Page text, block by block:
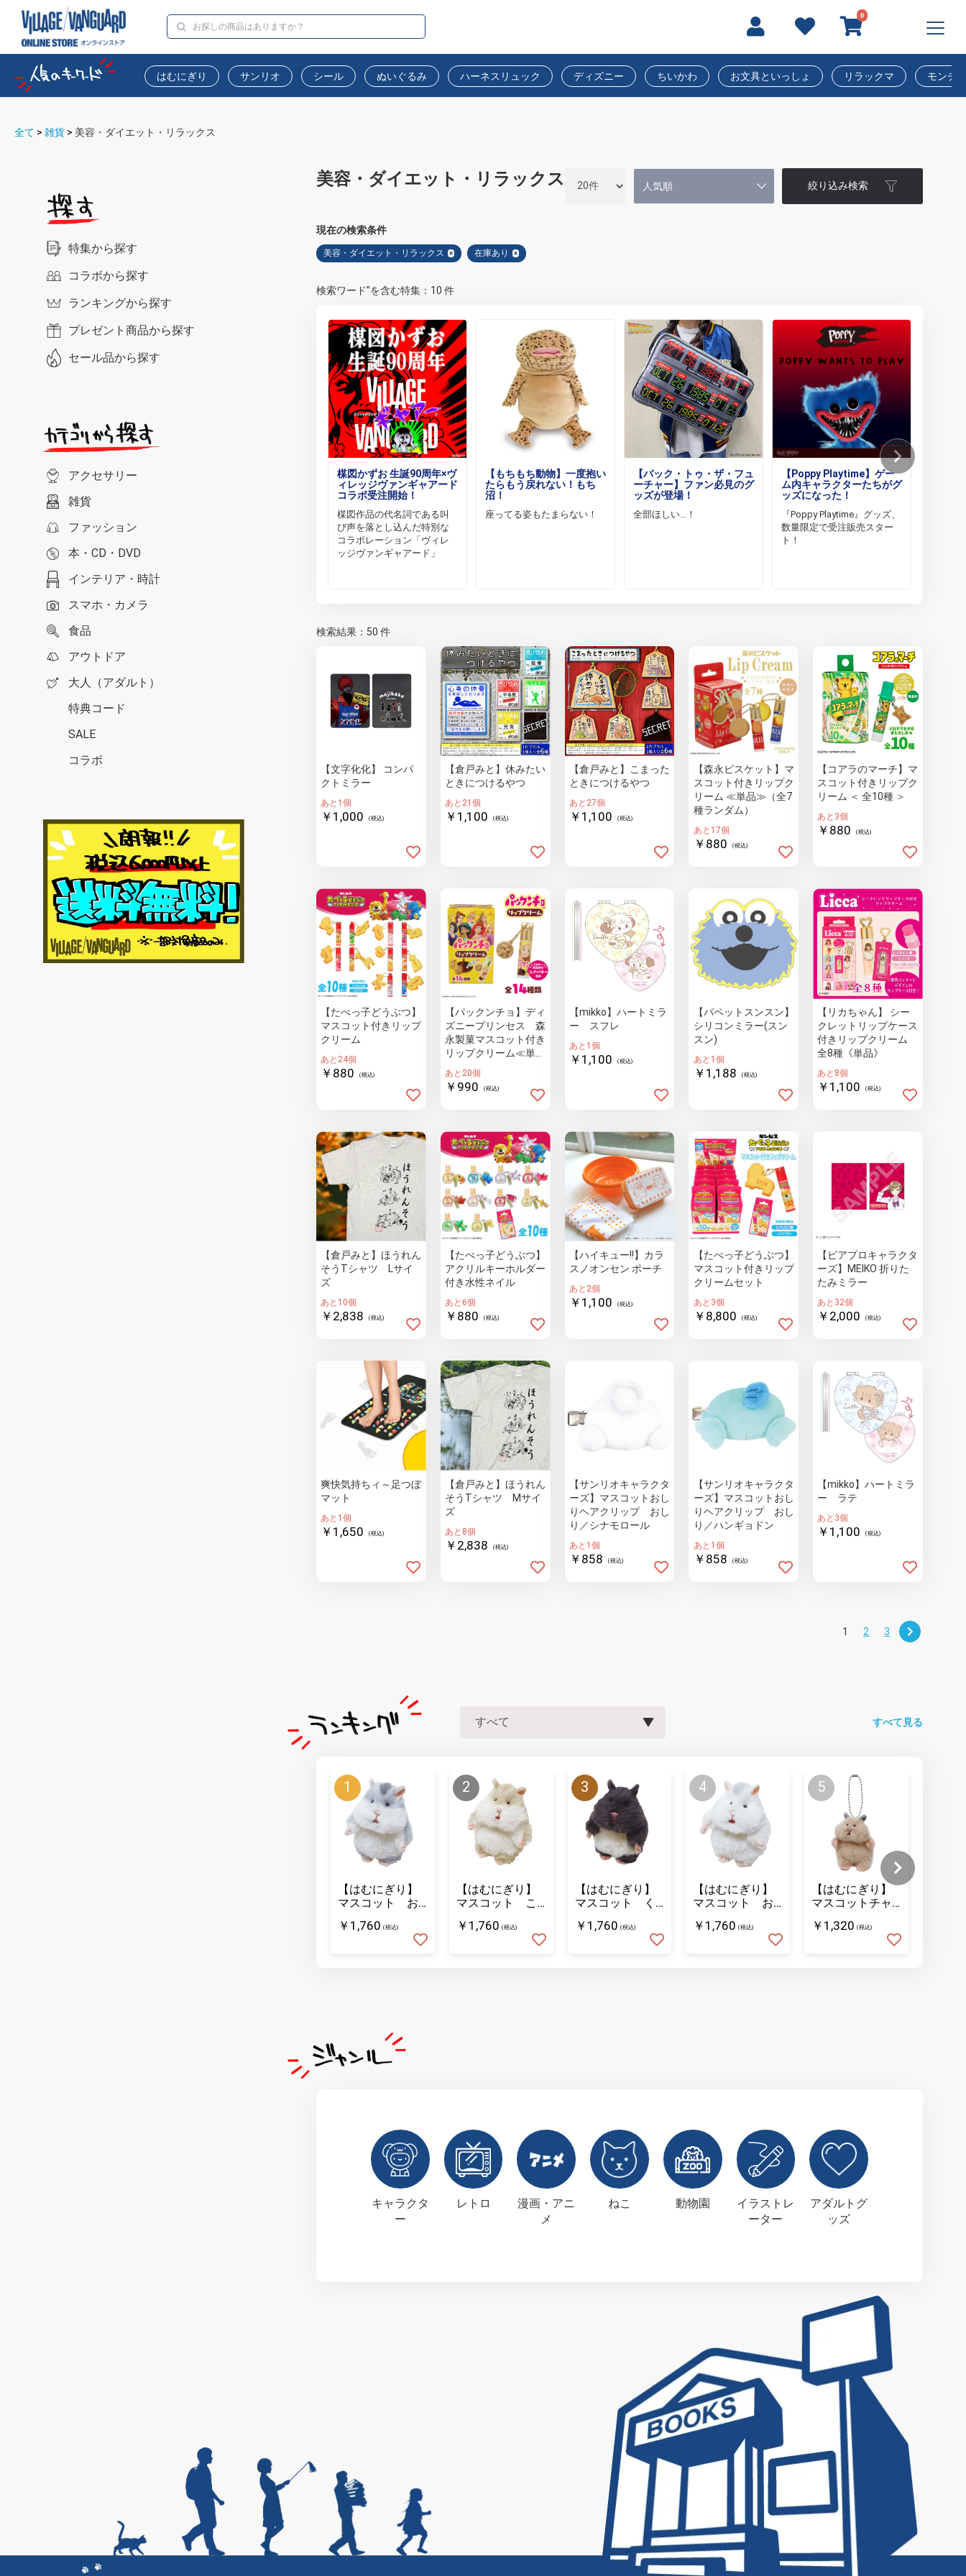
0
はむにぎり サンリオ シール ぬいぐるみ ハーネスリュック ディズニー ちいかわ お文具といっしょ リラックマ モンチ
全て > 雑貨 > 美容・ダイエット・リラックス
特集から探す
コラボから探す
ランキングから探す
プレゼント商品から探す
セール品から探す
アクセサリー
雑貨
ファッション
本・CD・DVD
インテリア・時計
スマホ・カメラ
食品
アウトドア
大人（アダルト）
特典コード
SALE
コラボ
美容・ダイエット・リラックス 絞り込み検索
現在の検索条件
美容・ダイエット・リラックス × 在庫あり ×
検索ワード”を含む特集：10 件
楳図かずお 生誕90周年×ヴ
ィレッジヴァンギャアード
コラボ受注開始！
楳図作品の代名詞である叫
び声を落とし込んだ特別な
コラボレーション「ヴィレ
ッジヴァンギャアード」
【もちもち動物】一度抱い
たらもう戻れない！もち
沼！
座ってる姿もたまらない！
【バック・トゥ・ザ・フュ
ーチャー】ファン必見のグ
ッズが登場！
全部ほしい…！
【Poppy Playtime】ゲー
ム内キャラクターたちがグ
ッズになった！
『Poppy Playtime』グッズ、
数量限定で受注販売スター
ト！
検索結果：50 件
【文字化化】 コンパ
クトミラー
あと1個
￥1,000 (税込)
【倉戸みと】休みたい
ときにつけるやつ
あと21個
￥1,100 (税込)
【倉戸みと】こまった
ときにつけるやつ
あと27個
￥1,100 (税込)
【森永ビスケット】マ
スコット付きリップク
リーム ≪単品≫（全7
種ランダム）
あと17個
￥880 (税込)
【コアラのマーチ】マ
スコット付きリップク
リーム ＜ 全10種 ＞
あと3個
￥880 (税込)
【たべっ子どうぶつ】
マスコット付きリップ
クリーム
あと24個
￥880 (税込)
【パックンチョ】ディ
ズニープリンセス 森
永製菓マスコット付き
リップクリーム≪単品
≫（全14種ランダ
ム）
あと20個
￥990 (税込)
【mikko】ハートミラ
ー スフレ
あと1個
￥1,100 (税込)
【パペットスンスン】
シリコンミラー(スン
スン)
あと1個
￥1,188 (税込)
【リカちゃん】 シー
クレットリップケース
付きリップクリーム
全8種《単品》
あと8個
￥1,100 (税込)
【倉戸みと】ほうれん
そうTシャツ Lサイ
ズ
あと10個
￥2,838 (税込)
【たべっ子どうぶつ】
アクリルキーホルダー
付き水性ネイル
あと6個
￥880 (税込)
【ハイキュー!!】カラ
スノオンセン ポーチ
あと2個
￥1,100 (税込)
【たべっ子どうぶつ】
マスコット付きリップ
クリームセット
あと3個
￥8,800 (税込)
【ピアプロキャラクタ
ーズ】MEIKO 折りた
たみミラー
あと32個
￥2,000 (税込)
爽快気持ちィ～足つぼ
マット
あと1個
￥1,650 (税込)
【倉戸みと】ほうれん
そうTシャツ Mサイ
ズ
あと8個
￥2,838 (税込)
【サンリオキャラクタ
ーズ】マスコットおし
りヘアクリップ おし
り／シナモロール
あと1個
￥858 (税込)
【サンリオキャラクタ
ーズ】マスコットおし
りヘアクリップ おし
り／ハンギョドン
あと1個
￥858 (税込)
【mikko】ハートミラ
ー ラテ
あと3個
￥1,100 (税込)
1 2 3
すべて見る
【はむにぎり】
マスコット お
￥1,760 (税込)
【はむにぎり】
マスコット こ
￥1,760 (税込)
【はむにぎり】
マスコット く
￥1,760 (税込)
【はむにぎり】
マスコット お
￥1,760 (税込)
【はむにぎり】
マスコットチャ
￥1,320 (税込)
キャラクタ
ー
レトロ
漫画・アニ
メ
ねこ 動物園
イラストレ
ーター
アダルトグ
ッズ